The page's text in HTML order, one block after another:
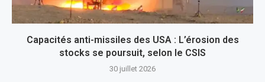
Capacités anti-missiles des USA : L’érosion des
stocks se poursuit, selon le CSIS
30 juillet 2026